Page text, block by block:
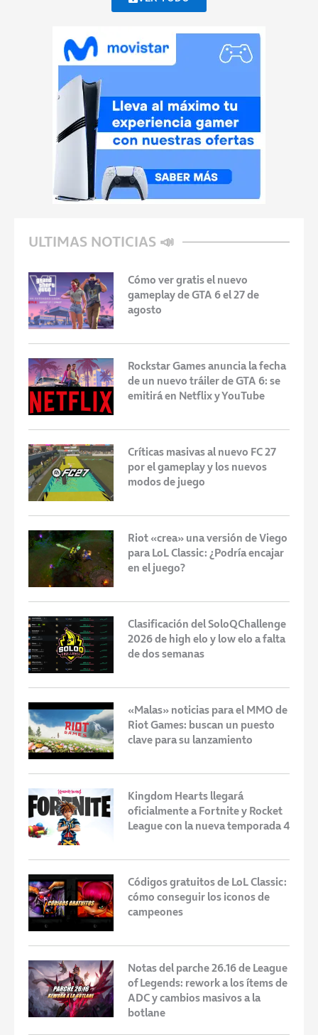
ULTIMAS NOTICIAS 📣
Cómo ver gratis el nuevo
gameplay de GTA 6 el 27 de
agosto
Rockstar Games anuncia la fecha
de un nuevo tráiler de GTA 6: se
emitirá en Netflix y YouTube
Críticas masivas al nuevo FC 27
por el gameplay y los nuevos
modos de juego
Riot «crea» una versión de Viego
para LoL Classic: ¿Podría encajar
en el juego?
Clasificación del SoloQChallenge
2026 de high elo y low elo a falta
de dos semanas
«Malas» noticias para el MMO de
Riot Games: buscan un puesto
clave para su lanzamiento
Kingdom Hearts llegará
oficialmente a Fortnite y Rocket
League con la nueva temporada 4
Códigos gratuitos de LoL Classic:
cómo conseguir los iconos de
campeones
Notas del parche 26.16 de League
of Legends: rework a los ítems de
ADC y cambios masivos a la
botlane